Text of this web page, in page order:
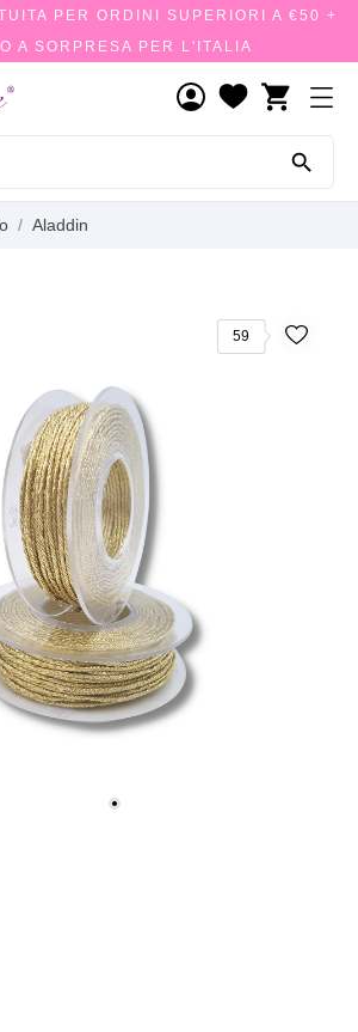
PER ORDINI SUPERIORI A €50 +
A SORPRESA PER L'ITALIA
shopping_cart

Aladdin
59